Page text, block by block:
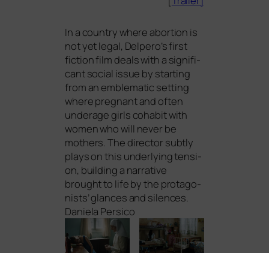
In a coun­try whe­re abor­ti­on is
not yet legal, Delpero’s first
fic­tion film deals with a signi­fi­
cant social issue by start­ing
from an emble­ma­tic set­ting
whe­re pregnant and often
underage girls coha­bit with
women who will never be
mothers. The direc­tor subt­ly
plays on this under­ly­ing ten­si­
on, buil­ding a nar­ra­ti­ve
brought to life by the prot­ago­
nists’ glan­ces and silen­ces.
Daniela Persico